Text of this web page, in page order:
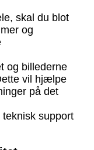
skal du blot
og
og billederne
vil hjælpe
på det
support